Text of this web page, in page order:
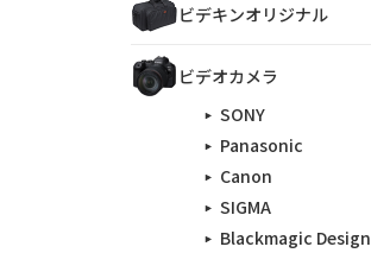
ビデキンオリジナル
ビデオカメラ
SONY
Panasonic
Canon
SIGMA
Blackmagic Design